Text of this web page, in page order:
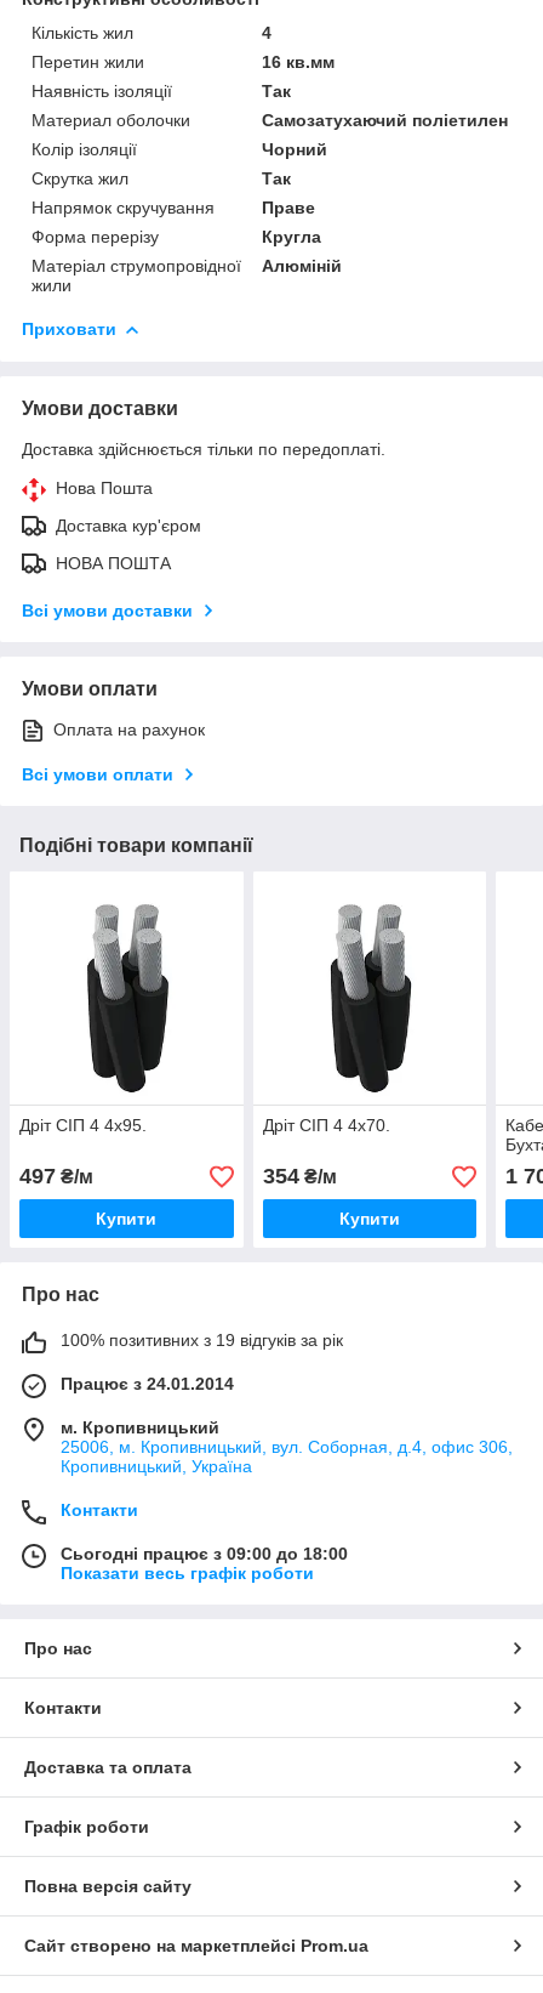
Кількість жил
4
Перетин жили
16 кв.мм
Наявність ізоляції
Так
Материал оболочки
Самозатухаючий поліетилен
Колір ізоляції
Чорний
Скрутка жил
Так
Напрямок скручування
Праве
Форма перерізу
Кругла
Матеріал струмопровідної
жили
Алюміній
Приховати
Умови доставки
Доставка здійснюється тільки по передоплаті.
Нова Пошта
Доставка кур'єром
НОВА ПОШТА
Всі умови доставки
Умови оплати
Оплата на рахунок
Всі умови оплати
Подібні товари компанії
Дріт СІП 4 4х95.
497 ₴/м
Купити
Дріт СІП 4 4х70.
354₴/м
Купити
1
Про нас
100% позитивних з 19 відгуків за рік
Працює з 24.01.2014
м. Кропивницький
25006, м. Кропивницький, вул. Соборная, д.4, офис 306,
Кропивницький, Україна
Контакти
Сьогодні працює з 09:00 до 18:00
Показати весь графік роботи
Про нас
Контакти
Доставка та оплата
Графік роботи
Повна версія сайту
Сайт створено на маркетплейсі Prom.ua